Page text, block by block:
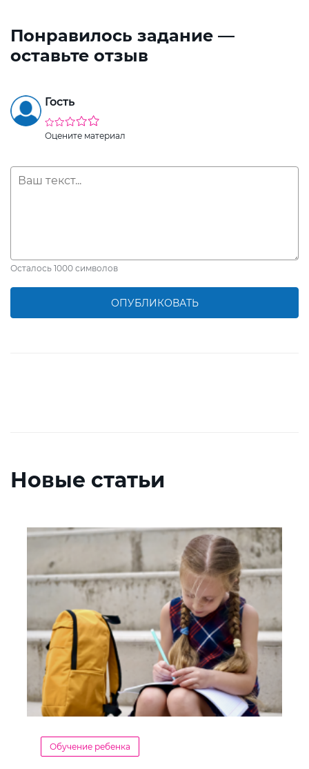
Понравилось задание —
оставьте отзыв
Гость
Оцените материал
Осталось 1000 символов
ОПУБЛИКОВАТЬ
Новые статьи
Обучение ребенка